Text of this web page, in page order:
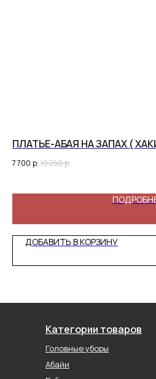
ПЛАТЬЕ-АБАЯ НА ЗАПАХ (
7 700 р. 10 250р.
ДОБАВИТЬ В КОРЗИНУ
Категории товаров
Головные уборы
Абайи